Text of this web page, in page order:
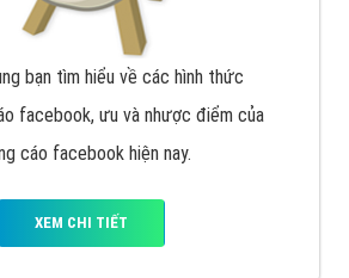
bạn tìm hiểu về các hình thức
facebook, ưu và nhược điểm của
cáo facebook hiện nay.
XEM CHI TIẾT